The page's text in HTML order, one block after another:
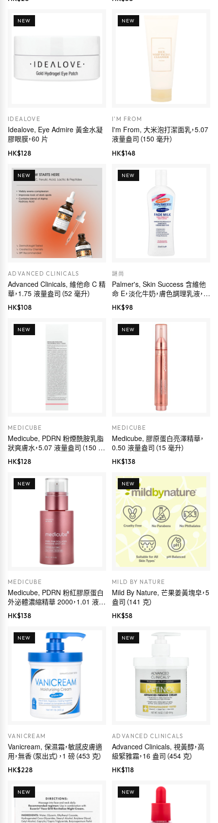
NEW
IDEALOVE
Idealove, Eye Admire 黃金水凝
膠眼膜，60 片
HK$128
NEW
I'M FROM
I'm From, 大米泡打潔面乳，5.07
液量盎司（150 毫升）
HK$148
NEW
ADVANCED CLINICALS
Advanced Clinicals, 維他命 C 精
華，1.75 液量盎司（52 毫升）
HK$108
NEW
謎尚
Palmer's, Skin Success 含維他
命 E，淡化牛奶，膚色調理乳液，
8.5 液量盎司（250 毫升）
HK$98
NEW
MEDICUBE
Medicube, PDRN 粉煙酰胺乳脂
狀爽膚水，5.07 液量盎司（150 毫
HK$128
NEW
MEDICUBE
Medicube, 膠原蛋白亮澤精華，
0.50 液量盎司（15 毫升）
HK$138
NEW
MEDICUBE
Medicube, PDRN 粉紅膠原蛋白
外泌體濃縮精華 2000，1.01 液量
盎司（30 毫升）
HK$138
NEW
MILD BY NATURE
Mild By Nature, 芒果姜黃塊皁，5
盎司（141 克）
HK$58
NEW
VANICREAM
Vanicream, 保濕霜，敏感皮膚適
用，無香（泵出式），1 磅（453 克）
HK$228
NEW
ADVANCED CLINICALS
Advanced Clinicals, 視黃醇，高
級緊雅霜，16 盎司（454 克）
HK$118
NEW NEW